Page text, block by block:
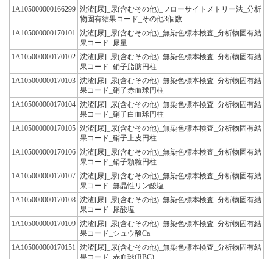
1A105000000166299 沈渣[尿]_尿(含むその他)_フローサイトメトリー法_分析
物固有結果コード_その他3個数
1A105000000170101
沈渣[尿]_尿(含むその他)_無染色標本検査_分析物固有結
果コード_尿量
1A105000000170102 沈渣[尿]_尿(含むその他)_無染色標本検査_分析物固有結
果コード_硝子脂肪円柱
1A105000000170103 沈渣[尿]_尿(含むその他)_無染色標本検査_分析物固有結
果コード_硝子赤血球円柱
1A105000000170104 沈渣[尿]_尿(含むその他)_無染色標本検査_分析物固有結
果コード_硝子白血球円柱
1A105000000170105 沈渣[尿]_尿(含むその他)_無染色標本検査_分析物固有結
果コード_硝子上皮円柱
1A105000000170106 沈渣[尿]_尿(含むその他)_無染色標本検査_分析物固有結
果コード_硝子顆粒円柱
1A105000000170107 沈渣[尿]_尿(含むその他)_無染色標本検査_分析物固有結
果コード_無晶性リン酸塩
1A105000000170108 沈渣[尿]_尿(含むその他)_無染色標本検査_分析物固有結
果コード_尿酸塩
1A105000000170109 沈渣[尿]_尿(含むその他)_無染色標本検査_分析物固有結
果コード_シュウ酸Ca
1A105000000170151
沈渣[尿]_尿(含むその他)_無染色標本検査_分析物固有結
果コード_赤血球(RBC)